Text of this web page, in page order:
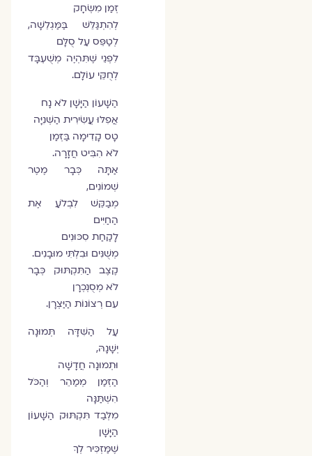
זְמַן מִשְׂחָק
לְהִתְגַּלֵּשׁ בַּמַּגְלֵשָׁה,
לְטַפֵּס עַל סֻלָּם
לִפְנֵי שֶׁתִּהְיֶה מְשֻׁעְבָּד
לְחֻקֵּי עוֹלָם.
הַשָּׁעוֹן הַיָּשָׁן לֹא נָח
אֲפִלּוּ עֲשִׂירִית הַשְּׁנִיָּה
טָס קָדִימָה בַּזְּמַן
לֹא הִבִּיט חֲזָרָה.
אַתָּה כְּבָר מֶטֶר
שְׁמוֹנִים,
מְבַקֵּשׁ לִבְלֹעַ אֶת
הַחַיִּים
לָקַחַת סִכּוּנִים
מְשֻׁנִּים וּבִלְתִּי מוּבָנִים.
קֶצֶב הַתִּקְתּוּק כְּבָר
לֹא מְסֻנְכְרָן
עִם רְצוֹנוֹת הַיַּצְרָן.
עַל הַשִּׁדָּה תְּמוּנָה
יְשָׁנָהּ,
וּתְמוּנָה חֲדָשָׁה
הַזְּמַן מְמַהֵר וְהַכֹּל
הִשְׁתַּנָּה
מִלְּבַד תִּקְתּוּק הַשָּׁעוֹן
הַיָּשָׁן
שֶׁמַּזְכִּיר לְךָ